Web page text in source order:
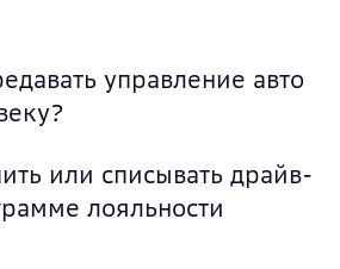
управление авто
или списывать драйв-
лояльности